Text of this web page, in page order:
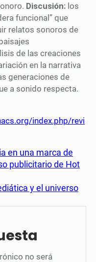
Discusión: los
funcional” que
relatos sonoros de
de las creaciones
en la narrativa
generaciones de
a sonido respecta.
index.php/revi
en una marca de
publicitario de Hot
y el universo
no será